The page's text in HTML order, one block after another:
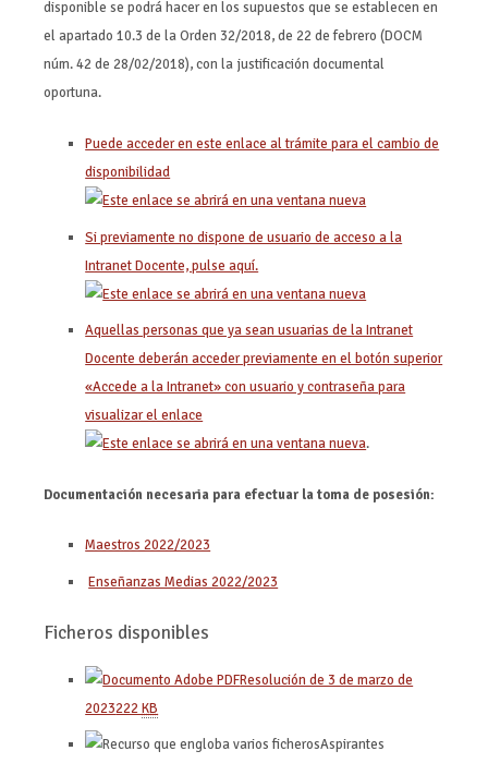
disponible se podrá hacer en los supuestos que se establecen en
el apartado 10.3 de la Orden 32/2018, de 22 de febrero (DOCM
núm. 42 de 28/02/2018), con la justificación documental
oportuna.
Puede acceder en este enlace al trámite para el cambio de
disponibilidad
Si previamente no dispone de usuario de acceso a la
Intranet Docente, pulse aquí.
Aquellas personas que ya sean usuarias de la Intranet
Docente deberán acceder previamente en el botón superior
«Accede a la Intranet» con usuario y contraseña para
visualizar el enlace
.
Documentación necesaria para efectuar la toma de posesión:
Maestros 2022/2023
Enseñanzas Medias 2022/2023
Ficheros disponibles
Resolución de 3 de marzo de
2023222KB
Aspirantes